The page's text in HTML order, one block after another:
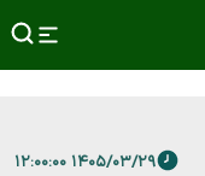
۱۴۰۵/۰۳/۲۹ ۱۲:۰۰:۰۰